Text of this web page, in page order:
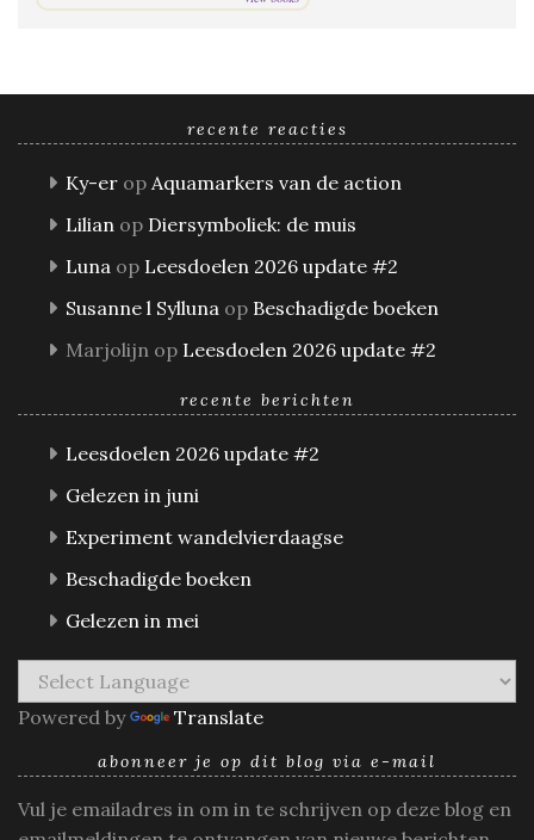
recente reacties
Ky-er op Aquamarkers van de action
Lilian op Diersymboliek: de muis
Luna op Leesdoelen 2026 update #2
Susanne l Sylluna op Beschadigde boeken
Marjolijn op Leesdoelen 2026 update #2
recente berichten
Leesdoelen 2026 update #2
Gelezen in juni
Experiment wandelvierdaagse
Beschadigde boeken
Gelezen in mei
Powered by Translate
abonneer je op dit blog via e-mail
Vul je emailadres in om in te schrijven op deze blog en